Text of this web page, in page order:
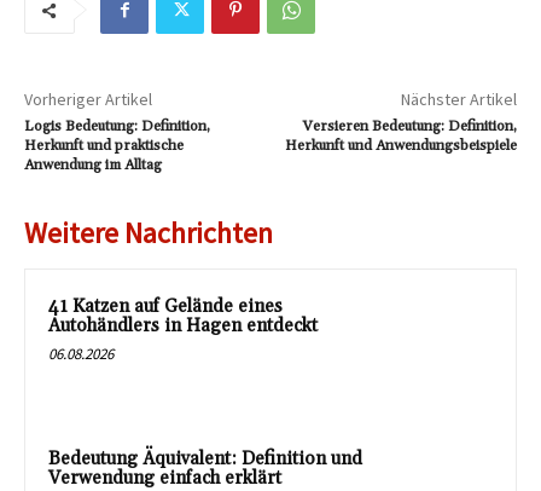
Vorheriger Artikel
Logis Bedeutung: Definition,
Herkunft und praktische
Anwendung im Alltag
Nächster Artikel
Versieren Bedeutung: Definition,
Herkunft und Anwendungsbeispiele
Weitere Nachrichten
41 Katzen auf Gelände eines
Autohändlers in Hagen entdeckt
06.08.2026
Bedeutung Äquivalent: Definition und
Verwendung einfach erklärt